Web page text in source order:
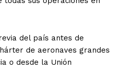
del país antes de
de aeronaves grandes
o desde la Unión